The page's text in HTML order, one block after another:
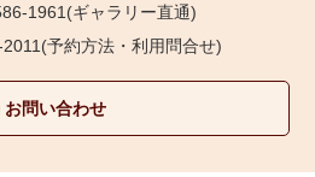
1961(ギャラリー直通)
予約方法・利用問合せ)
お問い合わせ